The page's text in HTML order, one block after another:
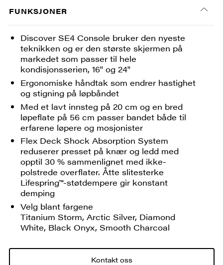
FUNKSJONER
Discover SE4 Console bruker den nyeste
teknikken og er den største skjermen på
markedet som passer til hele
kondisjonsserien, 16" og 24"
Ergonomiske håndtak som endrer hastighet
og stigning på løpbåndet
Med et lavt innsteg på 20 cm og en bred
løpeflate på 56 cm passer bandet både til
erfarene løpere og mosjonister
Flex Deck Shock Absorption System
reduserer presset på knær og ledd med
opptil 30 % sammenlignet med ikke-
polstrede overflater. Åtte slitesterke
Lifespring™-støtdempere gir konstant
demping
Velg blant fargene
Titanium Storm, Arctic Silver, Diamond
White, Black Onyx, Smooth Charcoal
Kontakt oss